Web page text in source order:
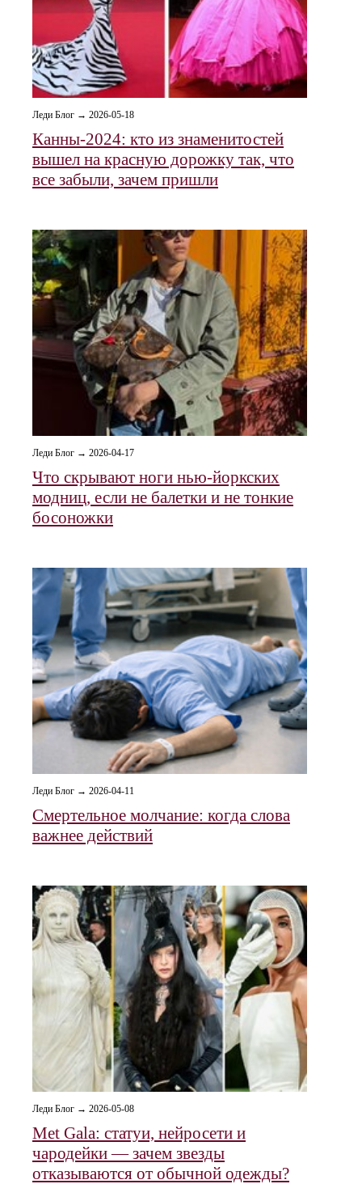
Леди Блог → 2026-05-18
Канны-2024: кто из знаменитостей
вышел на красную дорожку так, что
все забыли, зачем пришли
Леди Блог → 2026-04-17
Что скрывают ноги нью-йоркских
модниц, если не балетки и не тонкие
босоножки
Леди Блог → 2026-04-11
Смертельное молчание: когда слова
важнее действий
Леди Блог → 2026-05-08
Met Gala: статуи, нейросети и
чародейки — зачем звезды
отказываются от обычной одежды?